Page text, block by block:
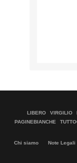
LIBERO VIRGILIO
PAGINEBIANCHE
Chi siamo Note Legali